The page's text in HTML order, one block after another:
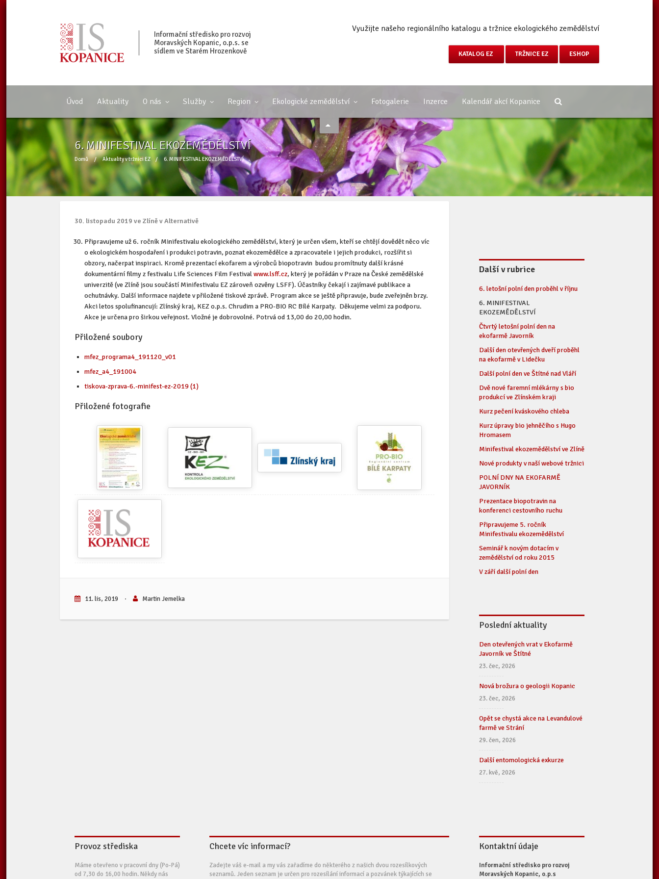
Informační středisko pro rozvoj
Moravských Kopanic, o.p.s. se
sídlem ve Starém Hrozenkově
Využijte našeho regionálního katalogu a tržnice ekologického zemědělství
KATALOG EZ TRŽNICE EZ ESHOP
Úvod Aktuality O nás Služby Region Ekologické zemědělství Fotogalerie Inzerce Kalendář akcí Kopanice
6. MINIFESTIVAL EKOZEMĚDĚLSTVÍ
Domů / Aktuality v tržnici EZ / 6. MINIFESTIVAL EKOZEMĚDĚLSTVÍ
30. listopadu 2019 ve Zlíně v Alternativě
Připravujeme už 6. ročník Minifestivalu ekologického zemědělství, který je určen všem, kteří se chtějí dovědět něco víc
o ekologickém hospodaření i produkci potravin, poznat ekozemědělce a zpracovatele i jejich produkci, rozšířit si
obzory, načerpat inspiraci. Kromě prezentací ekofarem a výrobců biopotravin budou promítnuty další krásné
dokumentární filmy z festivalu Life Sciences Film Festivalwww.lsff.cz, který je pořádán v Praze na České zemědělské
univerzitě (ve Zlíně jsou součástí Minifestivalu EZ zároveň ozvěny LSFF). Účastníky čekají i zajímavé publikace a
ochutnávky. Další informace najdete v přiložené tiskové zprávě. Program akce se ještě připravuje, bude zveřejněn brzy.
Akci letos spolufinancují: Zlínský kraj, KEZ o.p.s. Chrudim a PRO-BIO RC Bílé Karpaty. Děkujeme velmi za podporu.
Akce je určena pro širkou veřejnost. Vložné je dobrovolné. Potrvá od 13,00 do 20,00 hodin.
Přiložené soubory
mfez_programa4_191120_v01
mfez_a4_191004
tiskova-zprava-6.-minifest-ez-2019 (1)
Přiložené fotografie
11. lis, 2019 · Martin Jemelka
Další v rubrice
6. letošní polní den proběhl v říjnu
6. MINIFESTIVAL
EKOZEMĚDĚLSTVÍ
Čtvrtý letošní polní den na
ekofarmě Javorník
Další den otevřených dveří proběhl
na ekofarmě v Lidečku
Další polní den ve Štítné nad Vláří
Dvě nové faremní mlékárny s bio
produkcí ve Zlínském kraji
Kurz pečení kváskového chleba
Kurz úpravy bio jehněčího s Hugo
Hromasem
Minifestival ekozemědělství ve Zlíně
Nové produkty v naší webové tržnici
POLNÍ DNY NA EKOFARMĚ
JAVORNÍK
Prezentace biopotravin na
konferenci cestovního ruchu
Připravujeme 5. ročník
Minifestivalu ekozemědělství
Seminář k novým dotacím v
zemědělství od roku 2015
V září další polní den
Poslední aktuality
Den otevřených vrat v Ekofarmě
Javorník ve Štítné
23. čec, 2026
Nová brožura o geologii Kopanic
23. čec, 2026
Opět se chystá akce na Levandulové
farmě ve Strání
29. čen, 2026
Další entomologická exkurze
27. kvě, 2026
Provoz střediska
Máme otevřeno v pracovní dny (Po-Pá)
od 7,30 do 16,00 hodin. Někdy nás
Chcete víc informací?
Zadejte váš e-mail a my vás zařadíme do některého z našich dvou rozesílkových
seznamů. Jeden seznam je určen pro rozesílání informací a pozvánek týkajících se
Kontaktní údaje
Informační středisko pro rozvoj
Moravských Kopanic, o.p.s